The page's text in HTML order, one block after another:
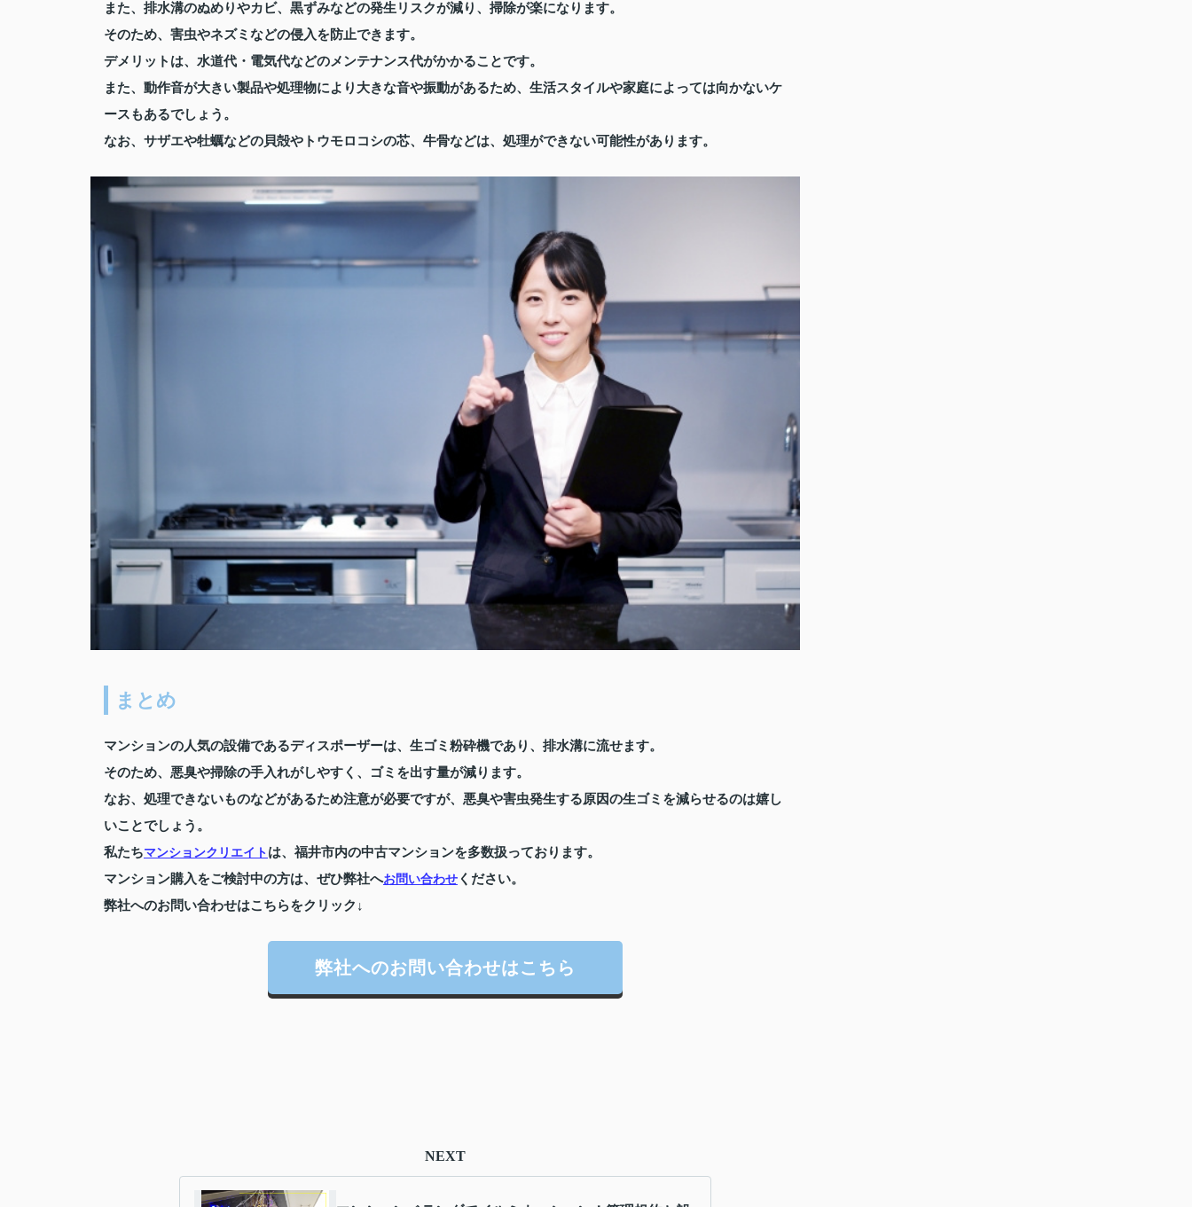
また、排水溝のぬめりやカビ、黒ずみなどの発生リスクが減り、掃除が楽になります。
そのため、害虫やネズミなどの侵入を防止できます。
デメリットは、水道代・電気代などのメンテナンス代がかかることです。
また、動作音が大きい製品や処理物により大きな音や振動があるため、生活スタイルや家庭によっては向かないケ
ースもあるでしょう。
なお、サザエや牡蠣などの貝殻やトウモロコシの芯、牛骨などは、処理ができない可能性があります。
まとめ
マンションの人気の設備であるディスポーザーは、生ゴミ粉砕機であり、排水溝に流せます。
そのため、悪臭や掃除の手入れがしやすく、ゴミを出す量が減ります。
なお、処理できないものなどがあるため注意が必要ですが、悪臭や害虫発生する原因の生ゴミを減らせるのは嬉し
いことでしょう。
私たちマンションクリエイト は、福井市内の中古マンションを多数扱っております。
マンション購入をご検討中の方は、ぜひ弊社へお問い合わせ ください。
弊社へのお問い合わせはこちらをクリック↓
弊社へのお問い合わせはこちら
NEXT